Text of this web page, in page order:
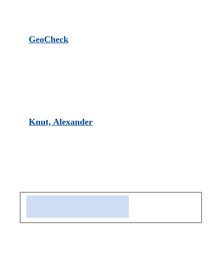
GeoCheck
Knut, Alexander